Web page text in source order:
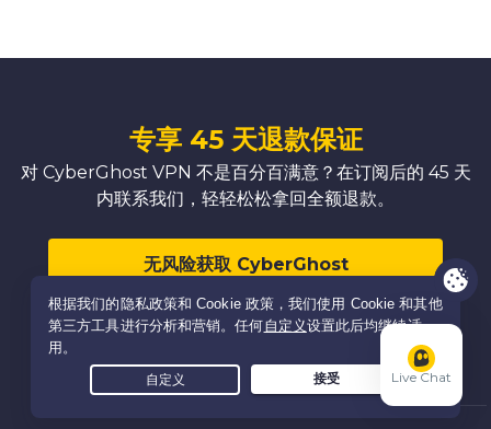
专享 45 天退款保证
对 CyberGhost VPN 不是百分百满意？在订阅后的 45 天
内联系我们，轻轻松松拿回全额退款。
无风险获取 CyberGhost
4 /5
Live Chat